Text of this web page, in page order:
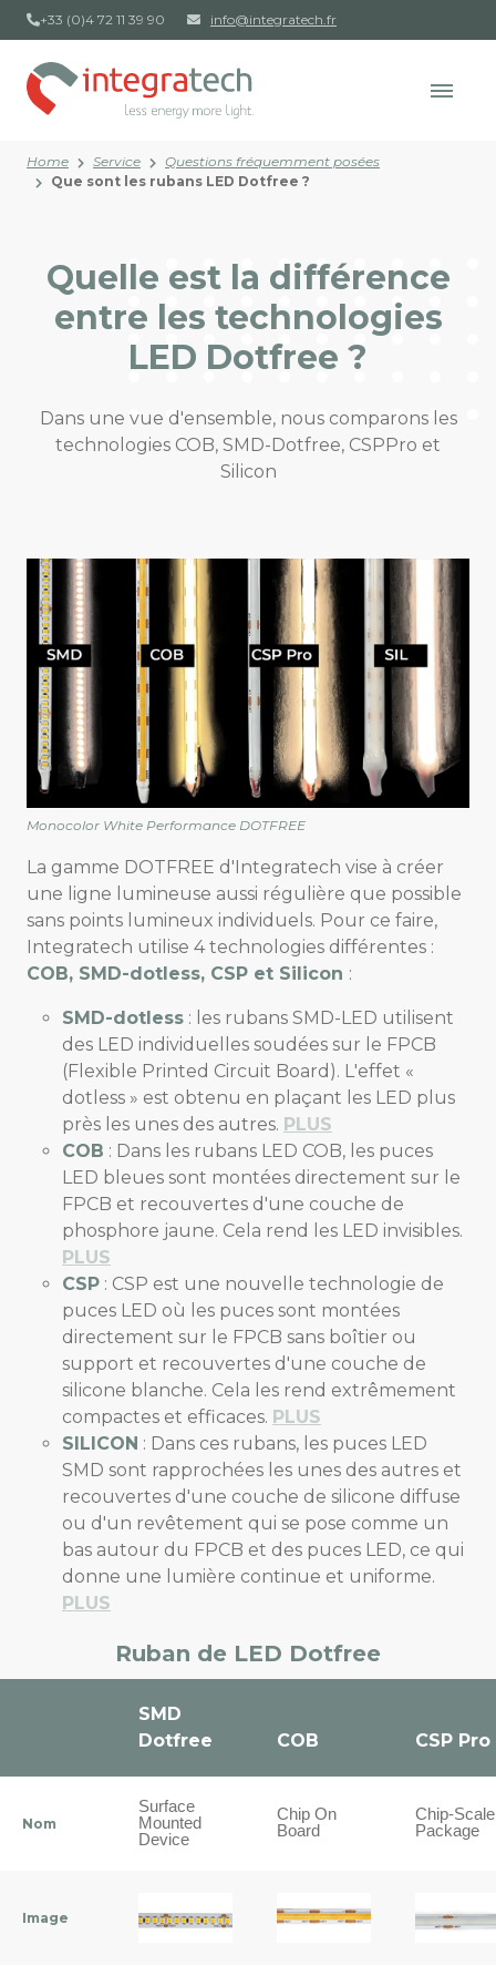
+33 (0)4 72 11 39 90 info@integratech.fr
Home Service
Questions fréquemment posées
Que sont les rubans LED Dotfree ?
Quelle est la différence
entre les technologies
LED Dotfree ?
Dans une vue d'ensemble, nous comparons les
technologies COB, SMD-Dotfree, CSPPro et
Silicon
Monocolor White Performance DOTFREE
La gamme DOTFREE d'Integratech vise à créer
une ligne lumineuse aussi régulière que possible
sans points lumineux individuels. Pour ce faire,
Integratech utilise 4 technologies différentes :
COB, SMD-dotless, CSP et Silicon :
SMD-dotless : les rubans SMD-LED utilisent
des LED individuelles soudées sur le FPCB
(Flexible Printed Circuit Board). L'effet «
dotless » est obtenu en plaçant les LED plus
près les unes des autres. PLUS
COB : Dans les rubans LED COB, les puces
LED bleues sont montées directement sur le
FPCB et recouvertes d'une couche de
phosphore jaune. Cela rend les LED invisibles.
PLUS
CSP : CSP est une nouvelle technologie de
puces LED où les puces sont montées
directement sur le FPCB sans boîtier ou
support et recouvertes d'une couche de
silicone blanche. Cela les rend extrêmement
compactes et efficaces. PLUS
SILICON : Dans ces rubans, les puces LED
SMD sont rapprochées les unes des autres et
recouvertes d'une couche de silicone diffuse
ou d'un revêtement qui se pose comme un
bas autour du FPCB et des puces LED, ce qui
donne une lumière continue et uniforme.
PLUS
Ruban de LED Dotfree
SMD
Dotfree
COB CSP Pro
Nom
Surface
Mounted
Device
Chip On
Board
Chip-Scale
Package
Image